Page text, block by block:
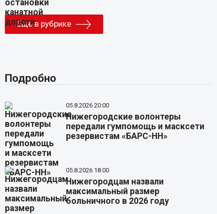
Еще в рубрике
Подробно
05.8.2026 20:00
Нижегородские волонтеры
передали гумпомощь и масксети
резервистам «БАРС-НН»
05.8.2026 18:00
Нижегородцам назвали
максимальный размер
больничного в 2026 году